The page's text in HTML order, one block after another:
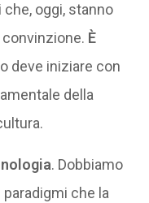
oggi, stanno
È
deve iniziare con
della
. Dobbiamo
che la